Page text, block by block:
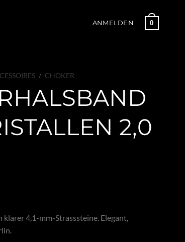
ANMELDEN 0
/ CHOKER
2,0
klarer 4,1-mm-Strasssteine. Elegant,